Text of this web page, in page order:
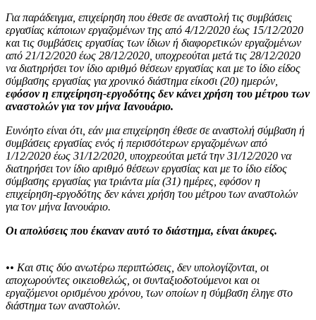
Για παράδειγμα, επιχείρηση που έθεσε σε αναστολή τις συμβάσεις
εργασίας κάποιων εργαζομένων της από 4/12/2020 έως 15/12/2020
και τις συμβάσεις εργασίας των ίδιων ή διαφορετικών εργαζομένων
από 21/12/2020 έως 28/12/2020, υποχρεούται μετά τις 28/12/2020
να διατηρήσει τον ίδιο αριθμό θέσεων εργασίας και με το ίδιο είδος
σύμβασης εργασίας για χρονικό διάστημα είκοσι (20) ημερών,
εφόσον η επιχείρηση-εργοδότης δεν κάνει χρήση του μέτρου των
αναστολών για τον μήνα Ιανουάριο.
Ευνόητο είναι ότι, εάν μια επιχείρηση έθεσε σε αναστολή σύμβαση ή
συμβάσεις εργασίας ενός ή περισσότερων εργαζομένων από
1/12/2020 έως 31/12/2020, υποχρεούται μετά την 31/12/2020 να
διατηρήσει τον ίδιο αριθμό θέσεων εργασίας και με το ίδιο είδος
σύμβασης εργασίας για τριάντα μία (31) ημέρες, εφόσον η
επιχείρηση-εργοδότης δεν κάνει χρήση του μέτρου των αναστολών
για τον μήνα Ιανουάριο.
Οι απολύσεις που έκαναν αυτό το διάστημα, είναι άκυρες.
•• Και στις δύο ανωτέρω περιπτώσεις, δεν υπολογίζονται, οι
αποχωρούντες οικειοθελώς, οι συνταξιοδοτούμενοι και οι
εργαζόμενοι ορισμένου χρόνου, των οποίων η σύμβαση έληγε στο
διάστημα των αναστολών.